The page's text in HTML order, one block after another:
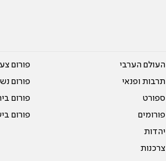
העולם הערבי
תרבות ופנאי
ספורט
פורומים
יהדות
צרכנות
פורום
פורום
פורום
פורום